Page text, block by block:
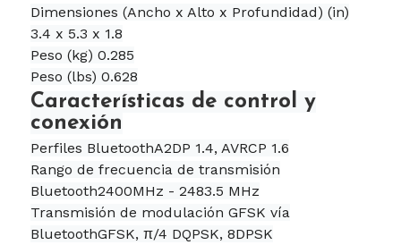
Dimensiones (Ancho x Alto x Profundidad) (in)
3.4 x 5.3 x 1.8
Peso (kg) 0.285
Peso (lbs) 0.628
Características de control y
conexión
Perfiles BluetoothA2DP 1.4, AVRCP 1.6
Rango de frecuencia de transmisión
Bluetooth2400MHz - 2483.5 MHz
Transmisión de modulación GFSK vía
BluetoothGFSK, π/4 DQPSK, 8DPSK